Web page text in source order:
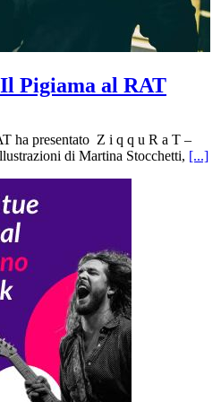
Pigiama al RAT
ha presentato Z i q q u R a T –
di Martina Stocchetti, [...]